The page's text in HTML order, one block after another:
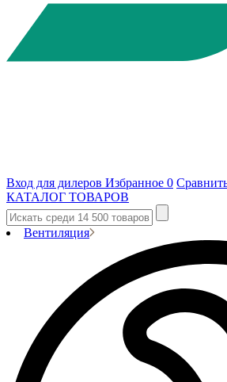
Вход для дилеров Избранное 0
КАТАЛОГ ТОВАРОВ
Вентиляция